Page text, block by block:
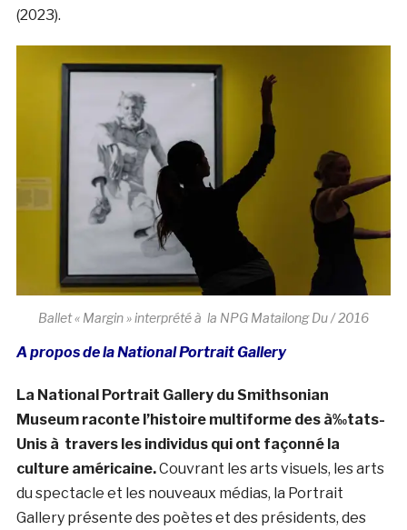
(2023).
Ballet « Margin » interprété à la NPG Matailong Du / 2016
A propos de la National Portrait Gallery
La National Portrait Gallery du Smithsonian
Museum raconte l’histoire multiforme des à‰tats-
Unis à travers les individus qui ont façonné la
culture américaine.Couvrant les arts visuels, les arts
du spectacle et les nouveaux médias, la Portrait
Gallery présente des poètes et des présidents, des